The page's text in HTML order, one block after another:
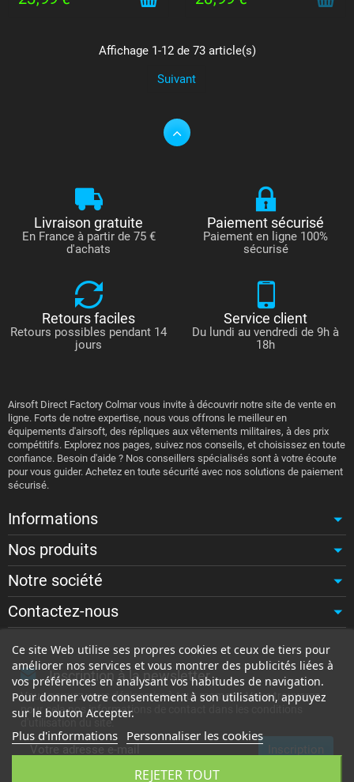
Ce site Web utilise ses propres cookies et ceux de tiers pour
améliorer nos services et vous montrer des publicités liées à
vos préférences en analysant vos habitudes de navigation.
Pour donner votre consentement à son utilisation, appuyez
sur le bouton Accepter.
Plus d'informations Personnaliser les cookies
REJETER TOUT
Affichage 1-12 de 73 article(s)
Suivant
Livraison gratuite
En France à partir de 75 €
d'achats
Paiement sécurisé
Paiement en ligne 100%
sécurisé
Retours faciles
Retours possibles pendant 14
jours
Service client
Du lundi au vendredi de 9h à
18h
Airsoft Direct Factory Colmar vous invite à découvrir notre site de vente en
ligne. Forts de notre expertise, nous vous offrons le meilleur en
équipements d'airsoft, des répliques aux vêtements militaires, à des prix
compétitifs. Explorez nos pages, suivez nos conseils, et choisissez en toute
confiance. Besoin d'aide ? Nos conseillers spécialisés sont à votre écoute
pour vous guider. Achetez en toute sécurité avec nos solutions de paiement
sécurisé.
Informations
Nos produits
Notre société
Contactez-nous
Inscription à la newsletter
Vous pouvez vous désinscrire à tout moment. Vous trouverez
pour cela nos informations de contact dans les conditions
d'utilisation du site.